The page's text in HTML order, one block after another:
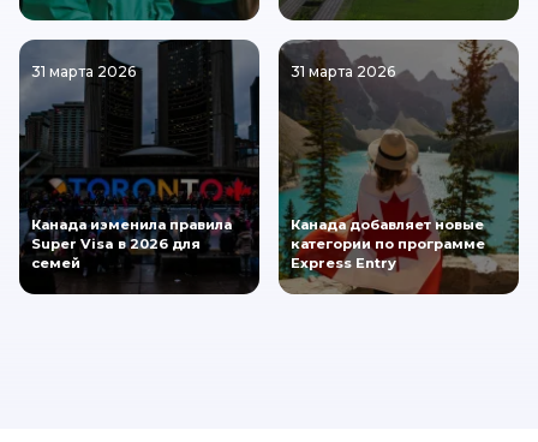
31 марта 2026
Канада изменила правила
Super Visa в 2026 для
семей
31 марта 2026
Канада добавляет новые
категории по программе
Express Entry